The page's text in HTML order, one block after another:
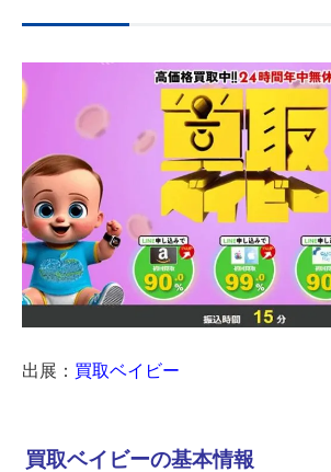
出展： 買取ベイビー
買取ベイビーの基本情報